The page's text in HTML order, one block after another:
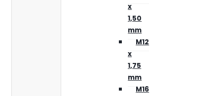
x
1,50
mm
M12
x
1,75
mm
M16